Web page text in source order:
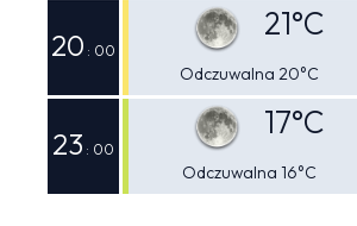
20 : 00
21°C
Odczuwalna 20°C
23 : 00
17°C
Odczuwalna 16°C